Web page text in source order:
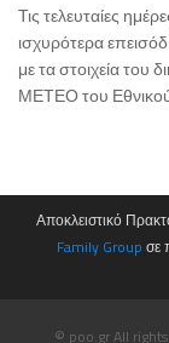
Τις τελευταίες
ισχυρότερα
με τα στοιχεία του
ΜΕΤΕΟ του
Αποκλειστικό
Family Group σε
© poo.gr All